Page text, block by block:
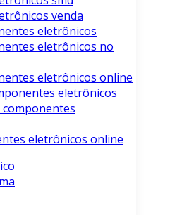
venda
eletrônicos
eletrônicos no
eletrônicos online
eletrônicos
componentes
eletrônicos online